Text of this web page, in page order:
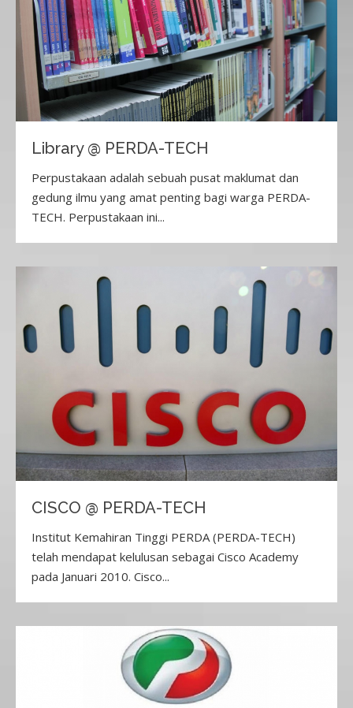
Library @ PERDA-TECH
Perpustakaan adalah sebuah pusat maklumat dan
gedung ilmu yang amat penting bagi warga PERDA-
TECH. Perpustakaan ini...
CISCO @ PERDA-TECH
Institut Kemahiran Tinggi PERDA (PERDA-TECH)
telah mendapat kelulusan sebagai Cisco Academy
pada Januari 2010. Cisco...